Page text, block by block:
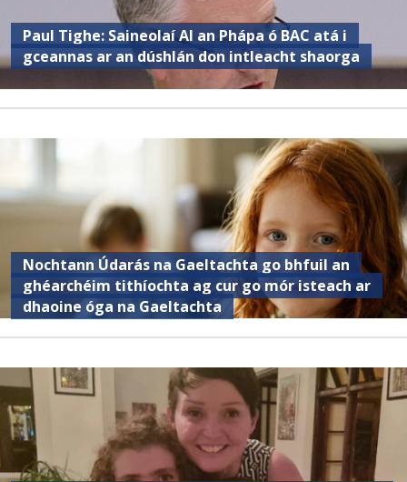
Paul Tighe: Saineolaí AI an Phápa ó BAC atá i
gceannas ar an dúshlán don intleacht shaorga
Nochtann Údarás na Gaeltachta go bhfuil an
ghéarchéim tithíochta ag cur go mór isteach ar
dhaoine óga na Gaeltachta